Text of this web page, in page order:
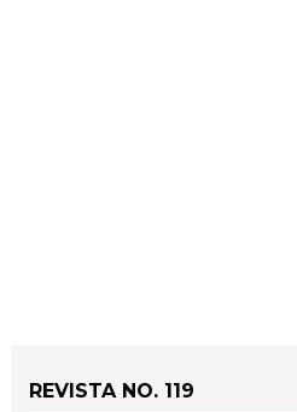
REVISTA NO. 119